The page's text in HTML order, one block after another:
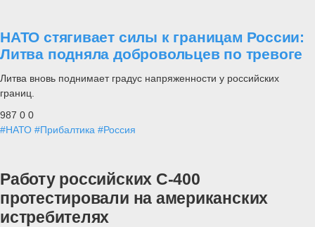
НАТО стягивает силы к границам России:
Литва подняла добровольцев по тревоге
Литва вновь поднимает градус напряженности у российских
границ.
987 0 0
#НАТО #Прибалтика #Россия
Работу российских С-400
протестировали на американских
истребителях